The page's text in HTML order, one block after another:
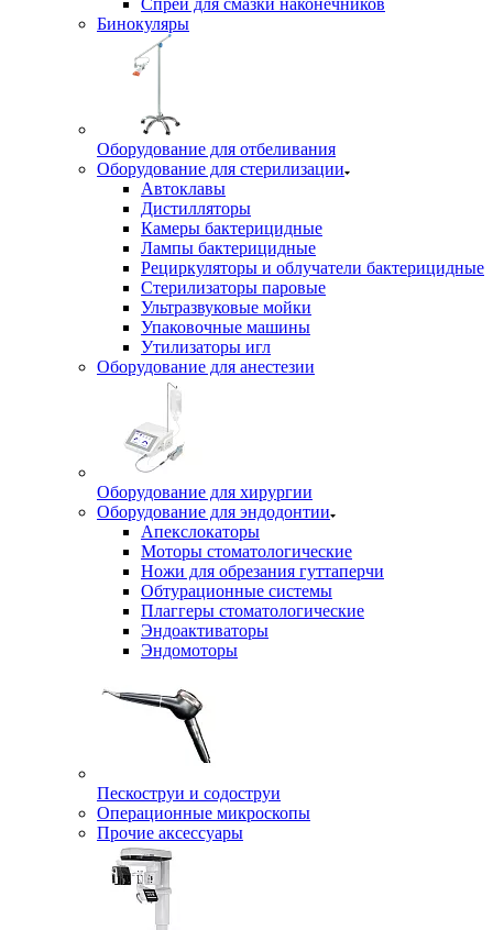
Спреи для смазки наконечников
Бинокуляры
Оборудование для отбеливания
Оборудование для стерилизации
Автоклавы
Дистилляторы
Камеры бактерицидные
Лампы бактерицидные
Рециркуляторы и облучатели бактерицидные
Стерилизаторы паровые
Ультразвуковые мойки
Упаковочные машины
Утилизаторы игл
Оборудование для анестезии
Оборудование для хирургии
Оборудование для эндодонтии
Апекслокаторы
Моторы стоматологические
Ножи для обрезания гуттаперчи
Обтурационные системы
Плаггеры стоматологические
Эндоактиваторы
Эндомоторы
Пескоструи и содоструи
Операционные микроскопы
Прочие аксессуары